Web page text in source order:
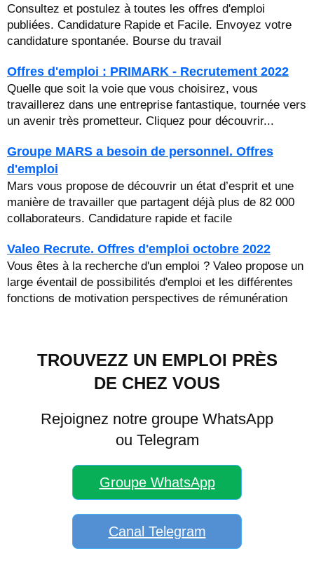
Consultez et postulez à toutes les offres d'emploi
publiées. Candidature Rapide et Facile. Envoyez votre
candidature spontanée. Bourse du travail
Offres d'emploi : PRIMARK - Recrutement 2022
Quelle que soit la voie que vous choisirez, vous
travaillerez dans une entreprise fantastique, tournée vers
un avenir très prometteur. Cliquez pour découvrir...
Groupe MARS a besoin de personnel. Offres
d'emploi
Mars vous propose de découvrir un état d’esprit et une
manière de travailler que partagent déjà plus de 82 000
collaborateurs. Candidature rapide et facile
Valeo Recrute. Offres d'emploi octobre 2022
Vous êtes à la recherche d'un emploi ? Valeo propose un
large éventail de possibilités d'emploi et les différentes
fonctions de motivation perspectives de rémunération
TROUVEZZ UN EMPLOI PRÈS
DE CHEZ VOUS
Rejoignez notre groupe WhatsApp
ou Telegram
Groupe WhatsApp
Canal Telegram